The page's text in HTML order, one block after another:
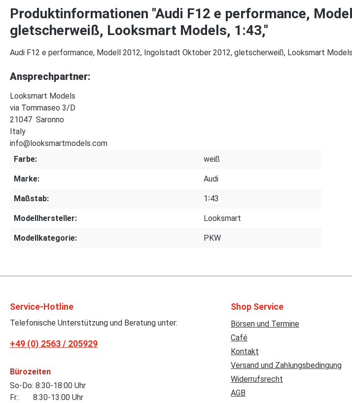
Produktinformationen "Audi F12 e performance,
gletscherweiß, Looksmart Models, 1:43,"
Audi F12 e performance, Modell 2012, Ingolstadt Oktober 2012, gletscherweiß, Looksmart
Ansprechpartner:
Looksmart Models
via Tommaseo 3/D
21047 Saronno
Italy
info@looksmartmodels.com
Farbe:
weiß
Marke: Audi
Maßstab: 1∶43
Modellhersteller: Looksmart
Modellkategorie: PKW
Service-Hotline
Telefonische Unterstützung und Beratung unter:
+49 (0) 2563 / 205929
Bürozeiten
So-Do: 8:30-18:00 Uhr
Fr.: 8:30-13:00 Uhr
Shop Service
Börsen und Termine
Café
Kontakt
Versand und Zahlungsbedingung
Widerrufsrecht
AGB